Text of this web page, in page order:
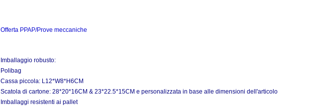
Offerta PPAP/Prove meccaniche
Imballaggio robusto:
Polibag
Cassa piccola: L12*W8*H6CM
Scatola di cartone: 28*20*16CM & 23*22.5*15CM e personalizzata in base alle dimensioni dell'articolo
Imballaggi resistenti ai pallet